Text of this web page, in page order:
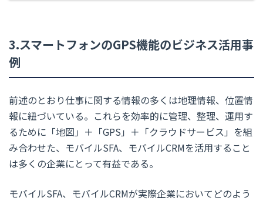
3.スマートフォンのGPS機能のビジネス活用事
例
前述のとおり仕事に関する情報の多くは地理情報、位置情
報に紐づいている。これらを効率的に管理、整理、運用す
るために「地図」＋「GPS」＋「クラウドサービス」を組
み合わせた、モバイルSFA、モバイルCRMを活用すること
は多くの企業にとって有益である。
モバイルSFA、モバイルCRMが実際企業においてどのよう